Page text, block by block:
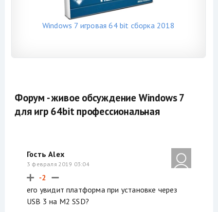
Windows 7 игровая 64 bit сборка 2018
Форум - живое обсуждение Windows 7
для игр 64bit профессиональная
Гость Alex
3 февраля 2019 03:04
-2
его увидит платформа при установке через
USB 3 на M2 SSD?